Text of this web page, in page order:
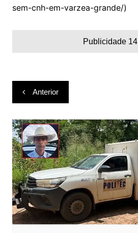
sem-cnh-em-varzea-grande/)
Publicidade 14
Navegação
de
Post
Anterior